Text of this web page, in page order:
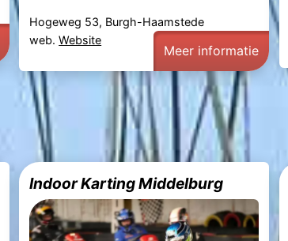
Hogeweg 53, Burgh-Haamstede
web.Website
Meer informatie
Indoor Karting Middelburg